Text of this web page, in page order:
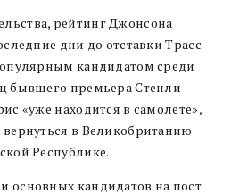
рейтинг Джонсона
дни до отставки Трасс
кандидатом среди
бывшего премьера Стенли
«уже находится в самолете»,
в Великобританию
Республике.
кандидатов на пост